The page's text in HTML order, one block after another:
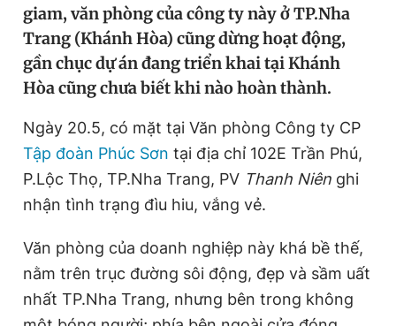
Sản phẩm khác
Tiện ích Bạn cần biết
Thông tin tòa soạn Liên hệ quảng cáo
Đọc Thanh Niên trên điện thoại
giam, văn phòng của công ty này ở TP.Nha
Trang (Khánh Hòa) cũng dừng hoạt động,
gần chục dự án đang triển khai tại Khánh
Hòa cũng chưa biết khi nào hoàn thành.
Ngày 20.5, có mặt tại Văn phòng Công ty CP
Tập đoàn Phúc Sơn tại địa chỉ 102E Trần Phú,
P.Lộc Thọ, TP.Nha Trang, PV Thanh Niên ghi
nhận tình trạng đìu hiu, vắng vẻ.
Văn phòng của doanh nghiệp này khá bề thế,
nằm trên trục đường sôi động, đẹp và sầm uất
nhất TP.Nha Trang, nhưng bên trong không